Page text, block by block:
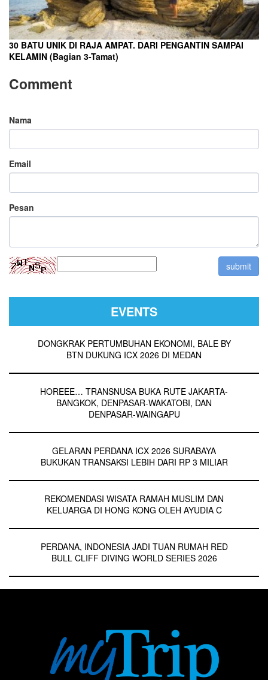
30 BATU UNIK DI RAJA AMPAT. DARI PENGANTIN SAMPAI
KELAMIN (Bagian 3-Tamat)
Comment
Nama
Email
Pesan
EVENTS
DONGKRAK PERTUMBUHAN EKONOMI, BALE BY
BTN DUKUNG ICX 2026 DI MEDAN
HOREEE… TRANSNUSA BUKA RUTE JAKARTA-
BANGKOK, DENPASAR-WAKATOBI, DAN
DENPASAR-WAINGAPU
GELARAN PERDANA ICX 2026 SURABAYA
BUKUKAN TRANSAKSI LEBIH DARI RP 3 MILIAR
REKOMENDASI WISATA RAMAH MUSLIM DAN
KELUARGA DI HONG KONG OLEH AYUDIA C
PERDANA, INDONESIA JADI TUAN RUMAH RED
BULL CLIFF DIVING WORLD SERIES 2026